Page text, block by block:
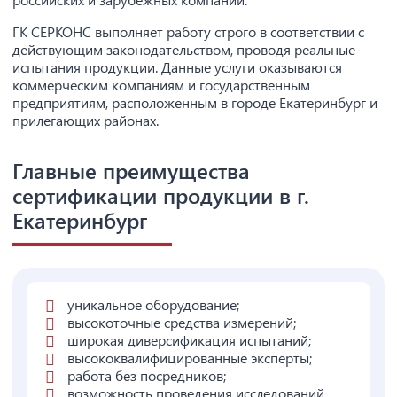
ГК СЕРКОНС выполняет работу строго в соответствии с
действующим законодательством, проводя реальные
испытания продукции. Данные услуги оказываются
коммерческим компаниям и государственным
предприятиям, расположенным в городе Екатеринбург и
прилегающих районах.
Главные преимущества
сертификации продукции в г.
Екатеринбург
уникальное оборудование;
высокоточные средства измерений;
широкая диверсификация испытаний;
высококвалифицированные эксперты;
работа без посредников;
возможность проведения исследований.